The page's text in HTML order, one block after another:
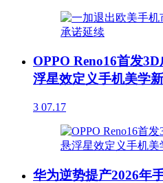
OPPO Reno16首发
浮星效定义手机美学
3 07.17
华为逆势提产2026年